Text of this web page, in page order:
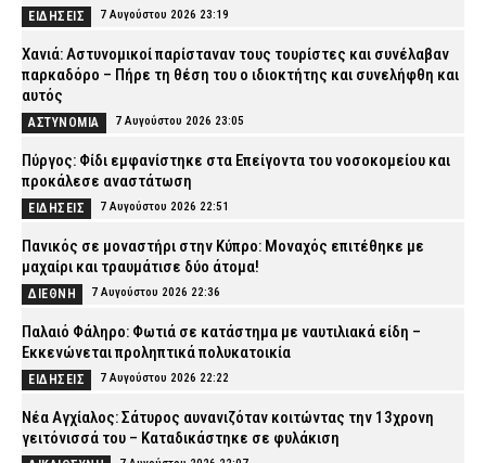
ΕΙΔΗΣΕΙΣ 7 Αυγούστου 2026 23:19
Χανιά: Αστυνομικοί παρίσταναν τους τουρίστες και συνέλαβαν
παρκαδόρο – Πήρε τη θέση του ο ιδιοκτήτης και συνελήφθη και
αυτός
ΑΣΤΥΝΟΜΙΑ 7 Αυγούστου 2026 23:05
Πύργος: Φίδι εμφανίστηκε στα Επείγοντα του νοσοκομείου και
προκάλεσε αναστάτωση
ΕΙΔΗΣΕΙΣ 7 Αυγούστου 2026 22:51
Πανικός σε μοναστήρι στην Κύπρο: Μοναχός επιτέθηκε με
μαχαίρι και τραυμάτισε δύο άτομα!
ΔΙΕΘΝΗ 7 Αυγούστου 2026 22:36
Παλαιό Φάληρο: Φωτιά σε κατάστημα με ναυτιλιακά είδη –
Εκκενώνεται προληπτικά πολυκατοικία
ΕΙΔΗΣΕΙΣ 7 Αυγούστου 2026 22:22
Νέα Αγχίαλος: Σάτυρος αυνανιζόταν κοιτώντας την 13χρονη
γειτόνισσά του – Καταδικάστηκε σε φυλάκιση